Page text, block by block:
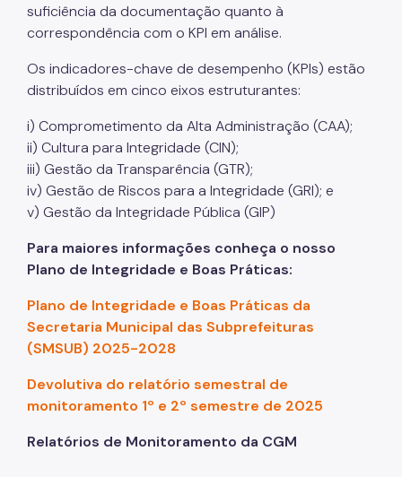
suficiência da documentação quanto à
correspondência com o KPI em análise.
Os indicadores-chave de desempenho (KPIs) estão
distribuídos em cinco eixos estruturantes:
i) Comprometimento da Alta Administração (CAA);
ii) Cultura para Integridade (CIN);
iii) Gestão da Transparência (GTR);
iv) Gestão de Riscos para a Integridade (GRI); e
v) Gestão da Integridade Pública (GIP)
Para maiores informações conheça o nosso
Plano de Integridade e Boas Práticas:
Plano de Integridade e Boas Práticas da
Secretaria Municipal das Subprefeituras
(SMSUB) 2025-2028
Devolutiva do relatório semestral de
monitoramento 1º e 2º semestre de 2025
Relatórios de Monitoramento da CGM